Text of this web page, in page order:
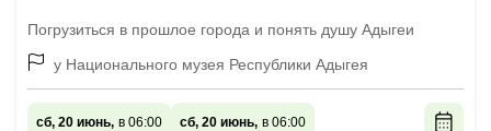
Погрузиться в прошлое города и понять душу Адыгеи
у Национального музея Республики Адыгея
сб, 20 июнь, в 06:00 сб, 20 июнь, в 06:00